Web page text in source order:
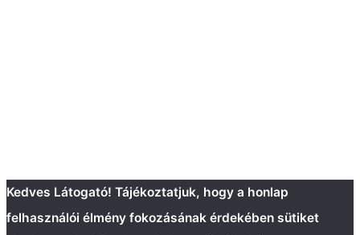
Kedves Látogató! Tájékoztatjuk, hogy a honlap
felhasználói élmény fokozásának érdekében sütiket